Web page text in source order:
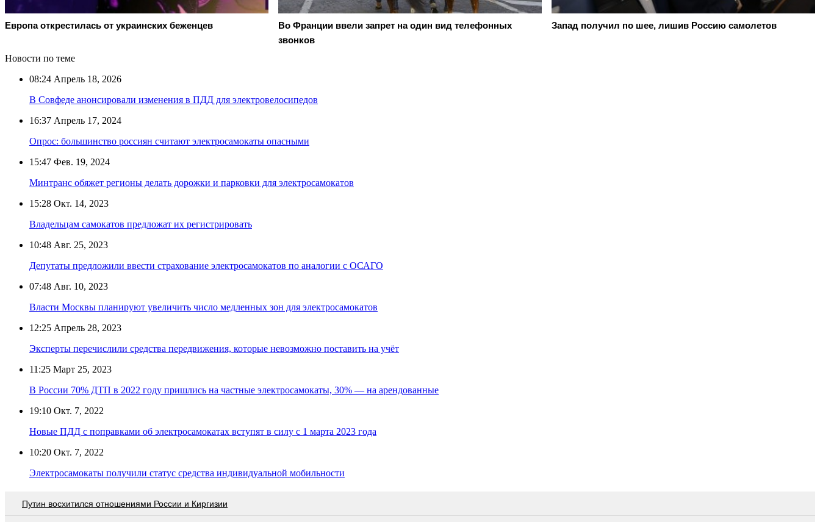
Европа открестилась от украинских беженцев
Во Франции ввели запрет на один вид телефонных
звонков
Запад получил по шее, лишив Россию самолетов
Новости по теме
08:24 Апрель 18, 2026
В Совфеде анонсировали изменения в ПДД для электровелосипедов
16:37 Апрель 17, 2024
Опрос: большинство россиян считают электросамокаты опасными
15:47 Фев. 19, 2024
Минтранс обяжет регионы делать дорожки и парковки для электросамокатов
15:28 Окт. 14, 2023
Владельцам самокатов предложат их регистрировать
10:48 Авг. 25, 2023
Депутаты предложили ввести страхование электросамокатов по аналогии с ОСАГО
07:48 Авг. 10, 2023
Власти Москвы планируют увеличить число медленных зон для электросамокатов
12:25 Апрель 28, 2023
Эксперты перечислили средства передвижения, которые невозможно поставить на учёт
11:25 Март 25, 2023
В России 70% ДТП в 2022 году пришлись на частные электросамокаты, 30% — на арендованные
19:10 Окт. 7, 2022
Новые ПДД с поправками об электросамокатах вступят в силу с 1 марта 2023 года
10:20 Окт. 7, 2022
Электросамокаты получили статус средства индивидуальной мобильности
Путин восхитился отношениями России и Киргизии